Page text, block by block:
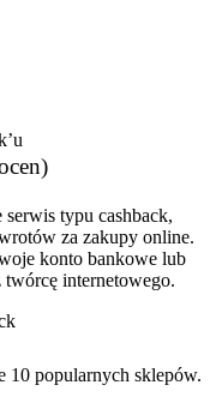
typu cashback,
za zakupy online.
konto bankowe lub
internetowego.
10 popularnych sklepów.